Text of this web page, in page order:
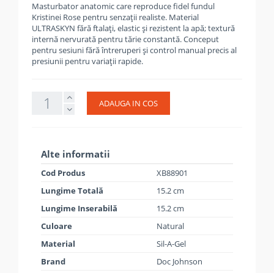
Masturbator anatomic care reproduce fidel fundul
Kristinei Rose pentru senzații realiste. Material
ULTRASKYN fără ftalați, elastic și rezistent la apă; textură
internă nervurată pentru tărie constantă. Conceput
pentru sesiuni fără întreruperi și control manual precis al
presiunii pentru variații rapide.
ADAUGA IN COS
Alte informatii
Cod Produs
XB88901
Lungime Totală
15.2 cm
Lungime Inserabilă
15.2 cm
Culoare
Natural
Material
Sil-A-Gel
Brand
Doc Johnson